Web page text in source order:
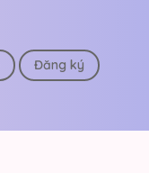
Đăng ký